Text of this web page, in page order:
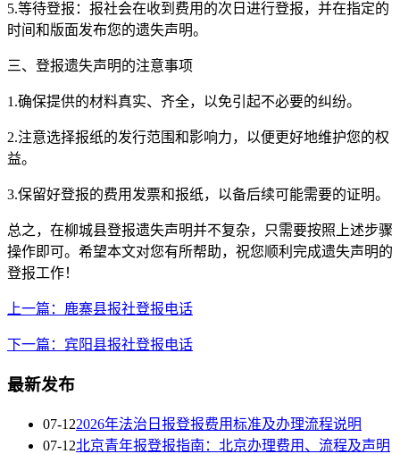
5.等待登报：报社会在收到费用的次日进行登报，并在指定的
时间和版面发布您的遗失声明。
三、登报遗失声明的注意事项
1.确保提供的材料真实、齐全，以免引起不必要的纠纷。
2.注意选择报纸的发行范围和影响力，以便更好地维护您的权
益。
3.保留好登报的费用发票和报纸，以备后续可能需要的证明。
总之，在柳城县登报遗失声明并不复杂，只需要按照上述步骤
操作即可。希望本文对您有所帮助，祝您顺利完成遗失声明的
登报工作！
上一篇：鹿寨县报社登报电话
下一篇：宾阳县报社登报电话
最新发布
07-122026年法治日报登报费用标准及办理流程说明
07-12北京青年报登报指南：北京办理费用、流程及声明